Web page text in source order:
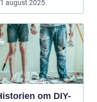
august 2025
om DIY-